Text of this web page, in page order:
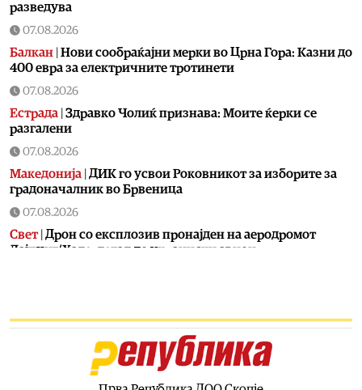
разведува
07.08.2026
Балкан Нови сообраќајни мерки во Црна Гора: Казни до
400 евра за електричните тротинети
07.08.2026
Естрада Здравко Чолиќ признава: Моите ќерки се
разгалени
07.08.2026
Македонија ДИК го усвои Роковникот за изборите за
градоначалник во Брвеница
07.08.2026
Свет| Дрон со експлозив пронајден на аеродромот
Лајпциг/Хале, летал до украински авион
Ги „заборави“ Македонците и пресудите во
Стразбур: Радев вели дека Бугарија ги почитува
различните етнички заедници